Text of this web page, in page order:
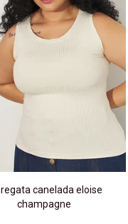
regata canelada eloise
champagne